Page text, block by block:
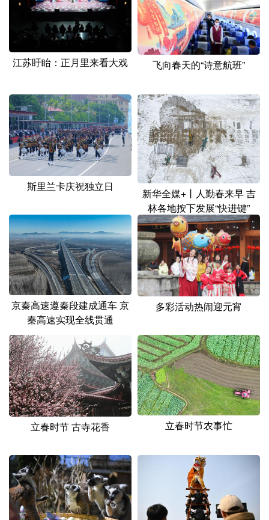
广东 广西 海南 重庆
四川 贵州 云南 西藏
陕西 甘肃 青海 宁夏
多语种频道
English Español Français عربى
Русский язык 日本語 한국어
江苏盱眙：正月里来看大戏 飞向春天的“诗意航班”
斯里兰卡庆祝独立日
新华全媒+丨人勤春来早 吉
林各地按下发展“快进键”
京秦高速遵秦段建成通车 京
秦高速实现全线贯通
多彩活动热闹迎元宵
立春时节 古寺花香 立春时节农事忙